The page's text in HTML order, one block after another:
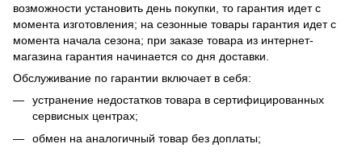
возможности установить день покупки, то гарантия идет с
момента изготовления; на сезонные товары гарантия идет с
момента начала сезона; при заказе товара из интернет-
магазина гарантия начинается со дня доставки.
Обслуживание по гарантии включает в себя:
устранение недостатков товара в сертифицированных
сервисных центрах;
обмен на аналогичный товар без доплаты;